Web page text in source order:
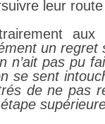
leur
un regret
n’ait pas pu
se sent
de ne pas